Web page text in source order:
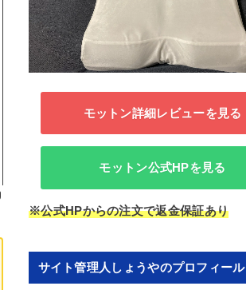
モットン詳細レビューを見る
モットン公式HPを見る
※公式HPからの注文で返金保証あり
サイト管理人しょうやのプロフィール